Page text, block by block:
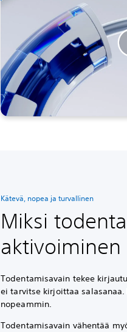
Kätevä, nopea ja turvallinen
Miksi
aktivoiminen
Todentamisavain tekee
ei tarvitse kirjoittaa
nopeammin.
Todentamisavain vähentää